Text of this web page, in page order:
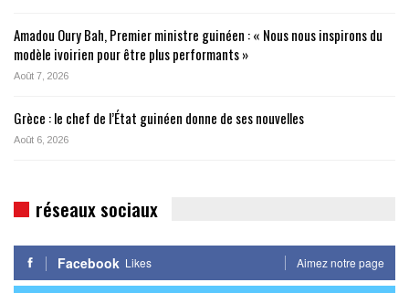
Amadou Oury Bah, Premier ministre guinéen : « Nous nous inspirons du
modèle ivoirien pour être plus performants »
Août 7, 2026
Grèce : le chef de l’État guinéen donne de ses nouvelles
Août 6, 2026
réseaux sociaux
Facebook Likes Aimez notre page